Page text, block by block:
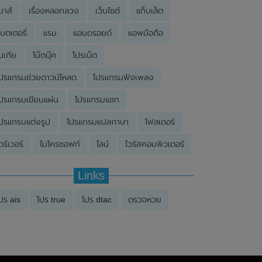
าส์ เรื่องหลอกลวง เว็บไซต์ แท็บเล็ต
ตเตอรี่ แรม แอนดรอยด์ แอพมือถือ
เกีย โน๊ตบุ๊ค โปรเน็ต
รแกรมช่วยดาวน์โหลด โปรแกรมฟังเพลง
รแกรมเขียนแผ่น โปรแกรมแชท
รแกรมแต่งรูป โปรแกรมแปลภาษา โฟลเดอร์
ร์เวอร์ ไมโครซอฟท์ ไลน์ ไวรัสคอมพิวเตอร์
Links
ร ais โปร true โปร dtac ตรวจหวย